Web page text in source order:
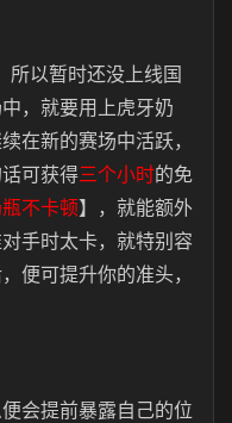
所以暂时还没上线国
，就要用上虎牙奶
在新的赛场中活跃，
可获得三个小时的免
不卡顿】，就能额外
手时太卡，就特别容
便可提升你的准头，
会提前暴露自己的位